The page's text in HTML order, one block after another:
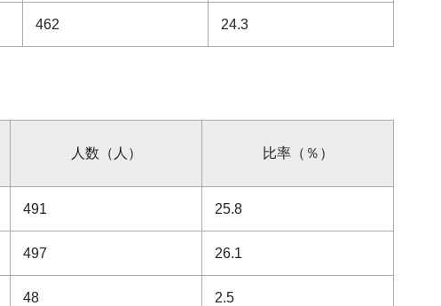
462 24.3
人数（人） 比率（％）
491 25.8
497 26.1
48 2.5